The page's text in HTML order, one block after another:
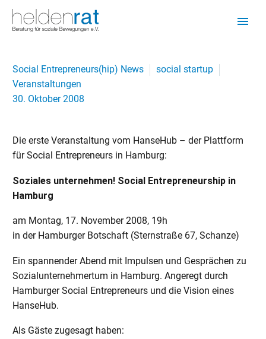
Social Entrepreneurs(hip) News
social startup
Veranstaltungen
30. Oktober 2008
Die erste Veranstaltung vom HanseHub – der Plattform
für Social Entrepreneurs in Hamburg:
Soziales unternehmen! Social Entrepreneurship in
Hamburg
am Montag, 17. November 2008, 19h
in der Hamburger Botschaft (Sternstraße 67, Schanze)
Ein spannender Abend mit Impulsen und Gesprächen zu
Sozialunternehmertum in Hamburg. Angeregt durch
Hamburger Social Entrepreneurs und die Vision eines
HanseHub.
Als Gäste zugesagt haben: